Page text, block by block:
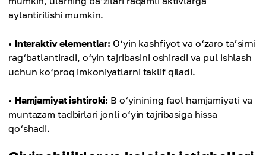
aylantirilishi mumkin.
• Interaktiv elementlar: O‘yin kashfiyot va o‘zaro ta’sirni
rag‘batlantiradi, o‘yin tajribasini oshiradi va pul ishlash
uchun ko‘proq imkoniyatlarni taklif qiladi.
• Hamjamiyat ishtiroki: B o‘yinining faol hamjamiyati va
muntazam tadbirlari jonli o‘yin tajribasiga hissa
qo‘shadi.